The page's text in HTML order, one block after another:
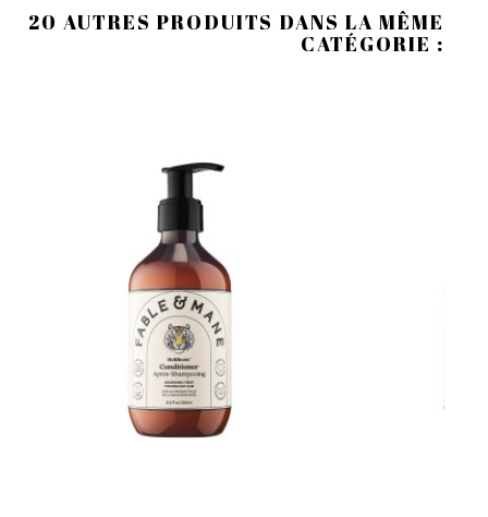
20 AUTRES PRODUITS DANS LA MÊME
CATÉGORIE :